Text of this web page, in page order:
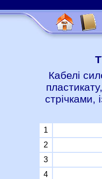
Кабелі
1
2
3
4